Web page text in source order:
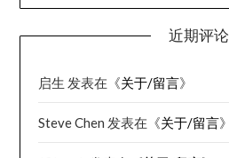
近期评论
启生 发表在《关于/留言》
Steve Chen 发表在《关于/留言》